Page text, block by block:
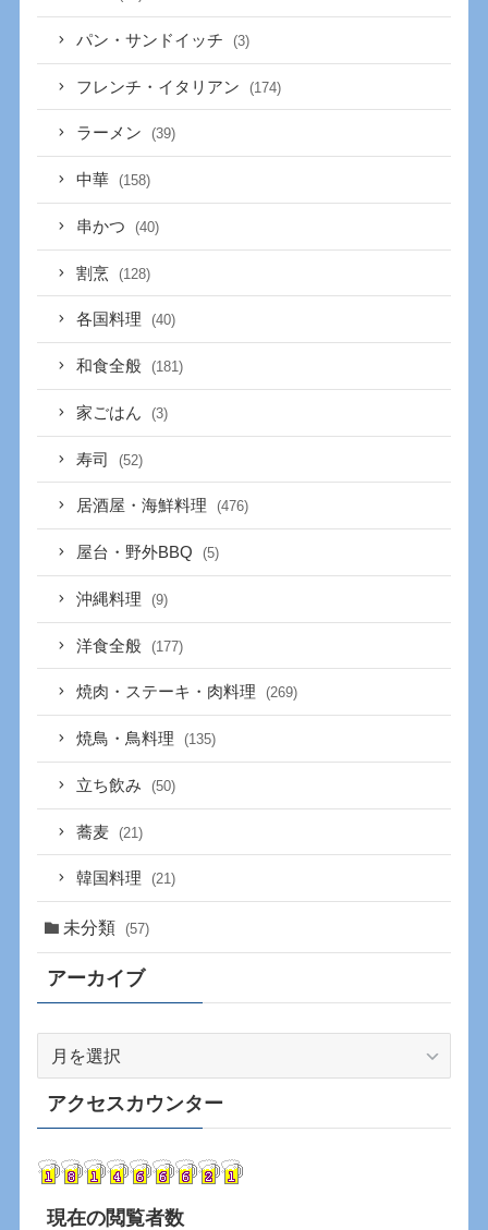
パン・サンドイッチ (3)
フレンチ・イタリアン (174)
ラーメン (39)
中華 (158)
串かつ (40)
割烹 (128)
各国料理 (40)
和食全般 (181)
家ごはん (3)
寿司 (52)
居酒屋・海鮮料理 (476)
屋台・野外BBQ (5)
沖縄料理 (9)
洋食全般 (177)
焼肉・ステーキ・肉料理 (269)
焼鳥・鳥料理 (135)
立ち飲み (50)
蕎麦 (21)
韓国料理 (21)
未分類 (57)
アーカイブ
カ
イ
アクセスカウンター
現在の閲覧者数